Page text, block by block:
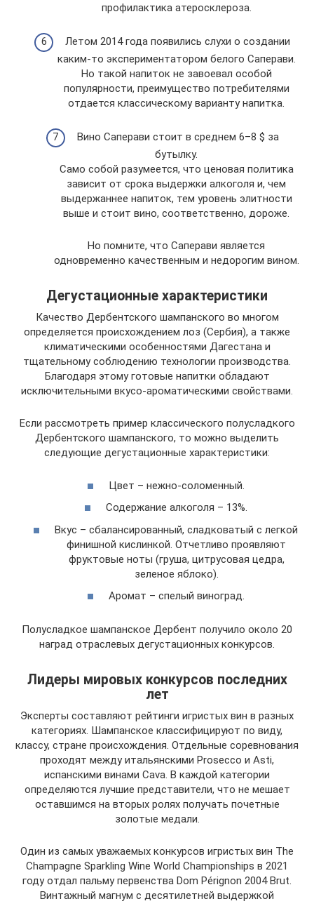
профилактика атеросклероза.
Летом 2014 года появились слухи о создании
каким-то экспериментатором белого Саперави.
Но такой напиток не завоевал особой
популярности, преимущество потребителями
отдается классическому варианту напитка.
Вино Саперави стоит в среднем 6–8 $ за
бутылку.
Само собой разумеется, что ценовая политика
зависит от срока выдержки алкоголя и, чем
выдержаннее напиток, тем уровень элитности
выше и стоит вино, соответственно, дороже.
Но помните, что Саперави является
одновременно качественным и недорогим вином.
Дегустационные характеристики
Качество Дербентского шампанского во многом
определяется происхождением лоз (Сербия), а также
климатическими особенностями Дагестана и
тщательному соблюдению технологии производства.
Благодаря этому готовые напитки обладают
исключительными вкусо-ароматическими свойствами.
Если рассмотреть пример классического полусладкого
Дербентского шампанского, то можно выделить
следующие дегустационные характеристики:
Цвет – нежно-соломенный.
Содержание алкоголя – 13%.
Вкус – сбалансированный, сладковатый с легкой
финишной кислинкой. Отчетливо проявляют
фруктовые ноты (груша, цитрусовая цедра,
зеленое яблоко).
Аромат – спелый виноград.
Полусладкое шампанское Дербент получило около 20
наград отраслевых дегустационных конкурсов.
Лидеры мировых конкурсов последних
лет
Эксперты составляют рейтинги игристых вин в разных
категориях. Шампанское классифицируют по виду,
классу, стране происхождения. Отдельные соревнования
проходят между итальянскими Prosecco и Asti,
испанскими винами Cava. В каждой категории
определяются лучшие представители, что не мешает
оставшимся на вторых ролях получать почетные
золотые медали.
Один из самых уважаемых конкурсов игристых вин The
Champagne Sparkling Wine World Championships в 2021
году отдал пальму первенства Dom Pérignon 2004 Brut.
Винтажный магнум с десятилетней выдержкой